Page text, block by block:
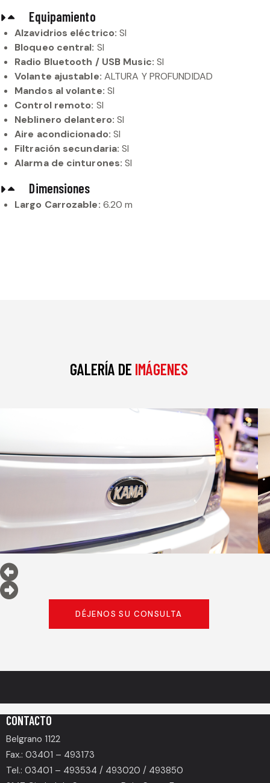
Equipamiento
Alzavidrios eléctrico: SI
Bloqueo central: SI
Radio Bluetooth / USB Music: SI
Volante ajustable: ALTURA Y PROFUNDIDAD
Mandos al volante: SI
Control remoto: SI
Neblinero delantero: SI
Aire acondicionado: SI
Filtración secundaria: SI
Alarma de cinturones: SI
Dimensiones
Largo Carrozable: 6.20 m
GALERÍA DE IMÁGENES
DÉJENOS SU CONSULTA
CONTACTO
Belgrano 1122
Fax.: 03401 – 493173
Tel.: 03401 – 493534 / 493020 / 493850